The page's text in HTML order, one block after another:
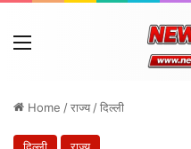
Menu
Home /राज्य /दिल्ली